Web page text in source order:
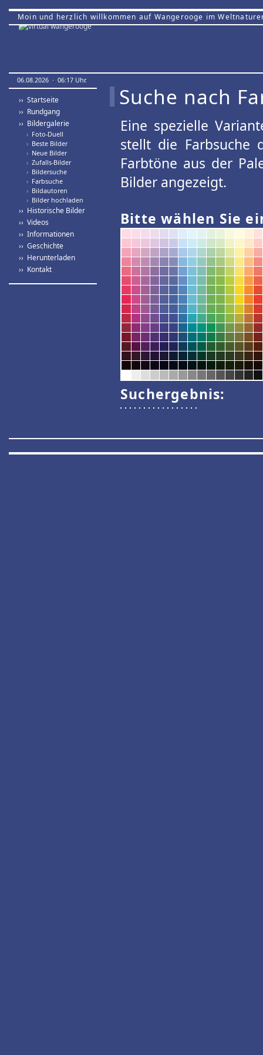
Moin und herzlich willkommen auf Wangerooge im
06.08.2026 · 06:17 Uhr.
›› Startseite
›› Rundgang
›› Bildergalerie
› Foto-Duell
› Beste Bilder
› Neue Bilder
› Zufalls-Bilder
› Bildersuche
› Farbsuche
› Bildautoren
› Bilder hochladen
›› Historische Bilder
›› Videos
›› Informationen
›› Geschichte
›› Herunterladen
›› Kontakt
Suche nach
Eine spezielle
stellt die Farbsuche
Farbtöne aus der
Bilder angezeigt.
Bitte wählen Sie
Suchergebnis: